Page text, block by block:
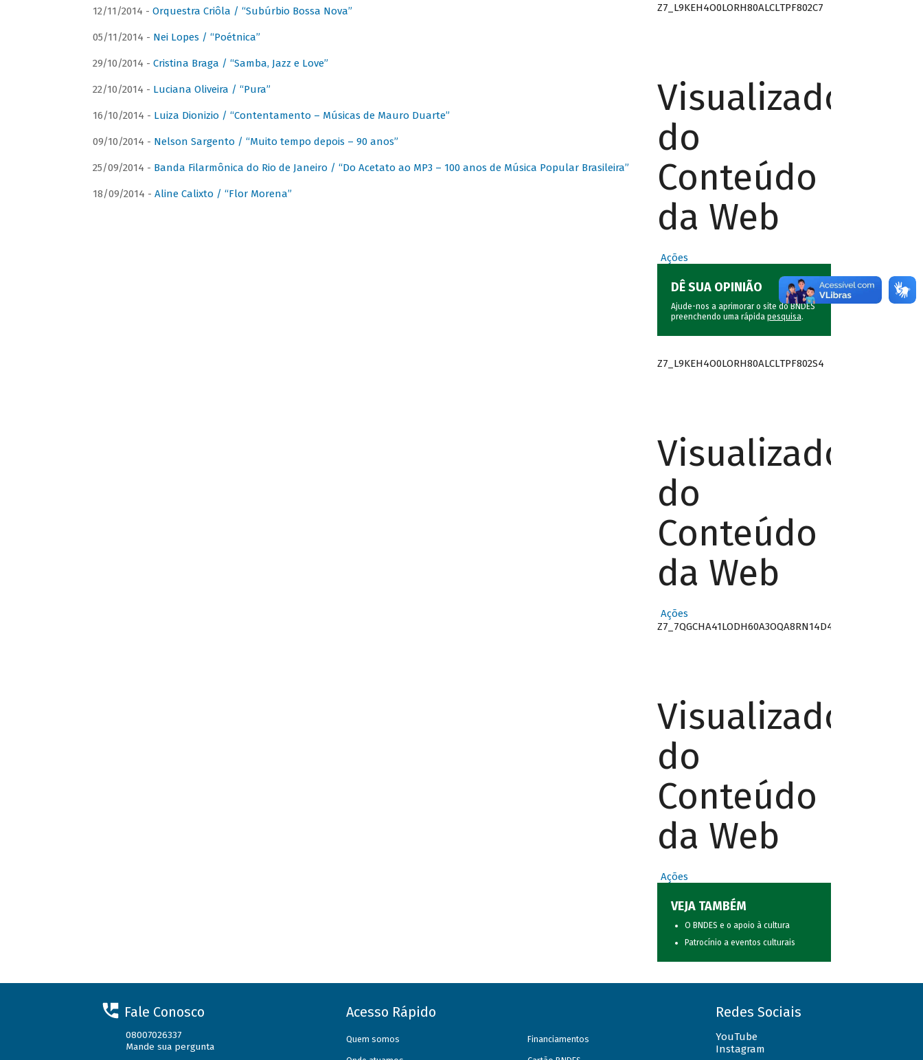
12/11/2014 - Orquestra Criôla / “Subúrbio Bossa Nova”
05/11/2014 - Nei Lopes / “Poétnica”
29/10/2014 - Cristina Braga / “Samba, Jazz e Love”
22/10/2014 - Luciana Oliveira / “Pura”
16/10/2014 - Luiza Dionizio / “Contentamento – Músicas de Mauro Duarte”
09/10/2014 - Nelson Sargento / “Muito tempo depois – 90 anos”
25/09/2014 - Banda Filarmônica do Rio de Janeiro / “Do Acetato ao MP3 – 100 anos de Música Popular Brasileira”
18/09/2014 - Aline Calixto / “Flor Morena”
Z7_L9KEH4O0LORH80ALCLTPF802C7
Visualizador
do
Conteúdo
da Web
Ações
DÊ SUA OPINIÃO
Ajude-nos a aprimorar o site do BNDES
preenchendo uma rápida pesquisa.
Z7_L9KEH4O0LORH80ALCLTPF802S4
Visualizador
do
Conteúdo
da Web
Ações
Z7_7QGCHA41LODH60A3OQA8RN14D4
Visualizador
do
Conteúdo
da Web
Ações
VEJA TAMBÉM
O BNDES e o apoio à cultura
Patrocínio a eventos culturais
Fale Conosco
08007026337
Mande sua pergunta
Acesso Rápido
Quem somos Financiamentos
Redes Sociais
YouTube
Instagram